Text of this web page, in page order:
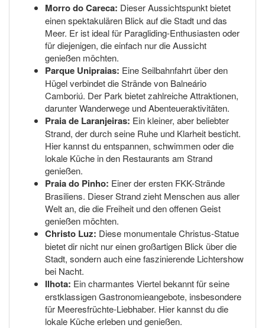
Morro do Careca: Dieser Aussichtspunkt bietet
einen spektakulären Blick auf die Stadt und das
Meer. Er ist ideal für Paragliding-Enthusiasten oder
für diejenigen, die einfach nur die Aussicht
genießen möchten.
Parque Unipraias: Eine Seilbahnfahrt über den
Hügel verbindet die Strände von Balneário
Camboriú. Der Park bietet zahlreiche Attraktionen,
darunter Wanderwege und Abenteueraktivitäten.
Praia de Laranjeiras: Ein kleiner, aber beliebter
Strand, der durch seine Ruhe und Klarheit besticht.
Hier kannst du entspannen, schwimmen oder die
lokale Küche in den Restaurants am Strand
genießen.
Praia do Pinho: Einer der ersten FKK-Strände
Brasiliens. Dieser Strand zieht Menschen aus aller
Welt an, die die Freiheit und den offenen Geist
genießen möchten.
Christo Luz: Diese monumentale Christus-Statue
bietet dir nicht nur einen großartigen Blick über die
Stadt, sondern auch eine faszinierende Lichtershow
bei Nacht.
Ilhota: Ein charmantes Viertel bekannt für seine
erstklassigen Gastronomieangebote, insbesondere
für Meeresfrüchte-Liebhaber. Hier kannst du die
lokale Küche erleben und genießen.